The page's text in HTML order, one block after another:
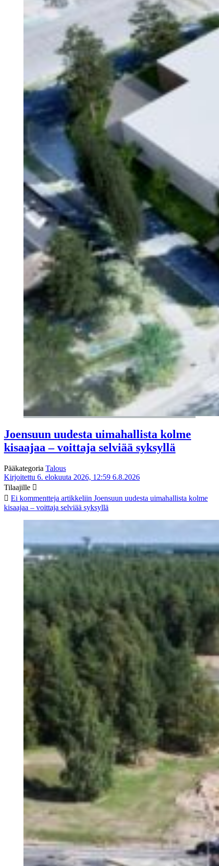
Joensuun uudesta uimahallista kolme
kisaajaa – voittaja selviää syksyllä
Pääkategoria Talous
Kirjoitettu 6. elokuuta 2026, 12:59 6.8.2026
Tilaajille
Ei kommentteja artikkeliin Joensuun uudesta uimahallista kolme
kisaajaa – voittaja selviää syksyllä